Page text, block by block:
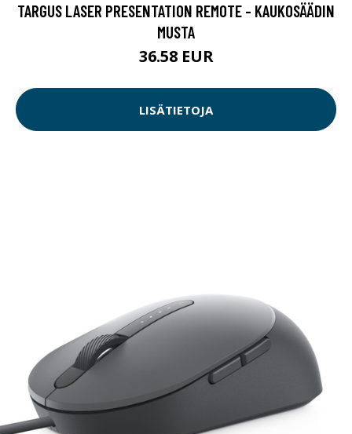
TARGUS LASER PRESENTATION REMOTE - KAUKOSÄÄDIN
MUSTA
36.58 EUR
LISÄTIETOJA